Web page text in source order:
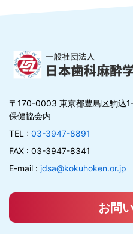
〒170-0003 東京都豊島区駒込
保健協会内
TEL : 03-3947-8891
FAX : 03-3947-8341
E-mail : jdsa@kokuhoken.or.jp
お問